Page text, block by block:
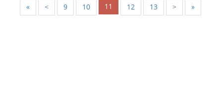
« < 9 10 11 12 13 > »